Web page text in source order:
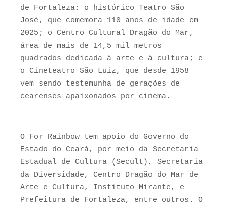
de Fortaleza: o histórico Teatro São
José, que comemora 110 anos de idade em
2025; o Centro Cultural Dragão do Mar,
área de mais de 14,5 mil metros
quadrados dedicada à arte e à cultura; e
o Cineteatro São Luiz, que desde 1958
vem sendo testemunha de gerações de
cearenses apaixonados por cinema.
O For Rainbow tem apoio do Governo do
Estado do Ceará, por meio da Secretaria
Estadual de Cultura (Secult), Secretaria
da Diversidade, Centro Dragão do Mar de
Arte e Cultura, Instituto Mirante, e
Prefeitura de Fortaleza, entre outros. O